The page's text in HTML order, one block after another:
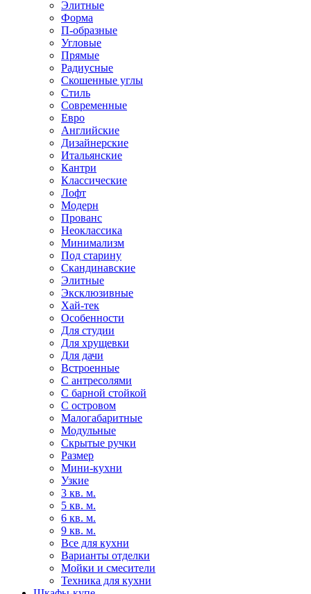
Элитные
Форма
П-образные
Угловые
Прямые
Радиусные
Скошенные углы
Стиль
Современные
Евро
Английские
Дизайнерские
Итальянские
Кантри
Классические
Лофт
Модерн
Прованс
Неоклассика
Минимализм
Под старину
Скандинавские
Элитные
Эксклюзивные
Хай-тек
Особенности
Для студии
Для хрущевки
Для дачи
Встроенные
С антресолями
С барной стойкой
С островом
Малогабаритные
Модульные
Скрытые ручки
Размер
Мини-кухни
Узкие
3 кв. м.
5 кв. м.
6 кв. м.
9 кв. м.
Все для кухни
Варианты отделки
Мойки и смесители
Техника для кухни